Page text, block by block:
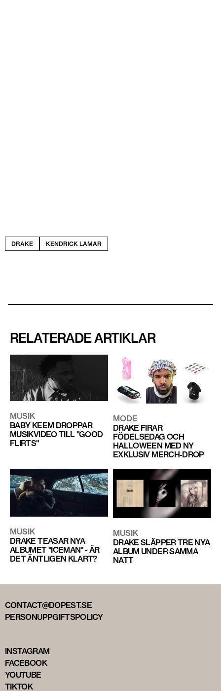
DRAKE KENDRICK LAMAR
RELATERADE ARTIKLAR
MUSIK
BABY KEEM DROPPAR
MUSIKVIDEO TILL "GOOD
FLIRTS"
MODE
DRAKE FIRAR
FÖDELSEDAG OCH
HALLOWEEN MED NY
EXKLUSIV MERCH-DROP
MUSIK
DRAKE TEASAR NYA
ALBUMET "ICEMAN" - ÄR
DET ÄNTLIGEN KLART?
MUSIK
DRAKE SLÄPPER TRE NYA
ALBUM UNDER SAMMA
NATT
CONTACT@DOPEST.SE
PERSONUPPGIFTSPOLICY
INSTAGRAM
FACEBOOK
YOUTUBE
TIKTOK